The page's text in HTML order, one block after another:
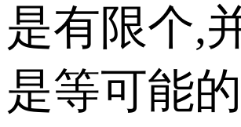
是有限个,
是等可能